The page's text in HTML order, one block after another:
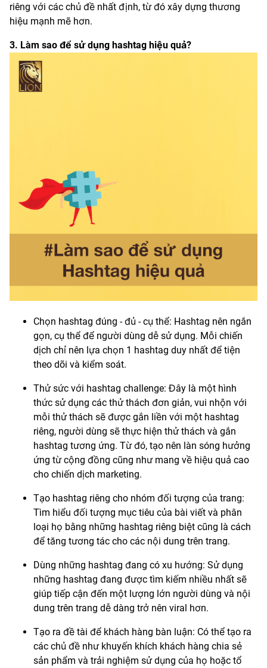
riêng với các chủ đề nhất định, từ đó xây dựng thương
hiệu mạnh mẽ hơn.
3. Làm sao để sử dụng hashtag hiệu quả?
Chọn hashtag đúng - đủ - cụ thể: Hashtag nên ngắn
gọn, cụ thể để người dùng dễ sử dụng. Mỗi chiến
dịch chỉ nên lựa chọn 1 hashtag duy nhất để tiện
theo dõi và kiểm soát.
Thử sức với hashtag challenge: Đây là một hình
thức sử dụng các thử thách đơn giản, vui nhộn với
mỗi thử thách sẽ được gắn liền với một hashtag
riêng, người dùng sẽ thực hiện thử thách và gắn
hashtag tương ứng. Từ đó, tạo nên làn sóng hưởng
ứng từ cộng đồng cũng như mang về hiệu quả cao
cho chiến dịch marketing.
Tạo hashtag riêng cho nhóm đối tượng của trang:
Tìm hiểu đối tượng mục tiêu của bài viết và phân
loại họ bằng những hashtag riêng biệt cũng là cách
để tăng tương tác cho các nội dung trên trang.
Dùng những hashtag đang có xu hướng: Sử dụng
những hashtag đang được tìm kiếm nhiều nhất sẽ
giúp tiếp cận đến một lượng lớn người dùng và nội
dung trên trang dễ dàng trở nên viral hơn.
Tạo ra đề tài để khách hàng bàn luận: Có thể tạo ra
các chủ đề như khuyến khích khách hàng chia sẻ
sản phẩm và trải nghiệm sử dụng của họ hoặc tổ